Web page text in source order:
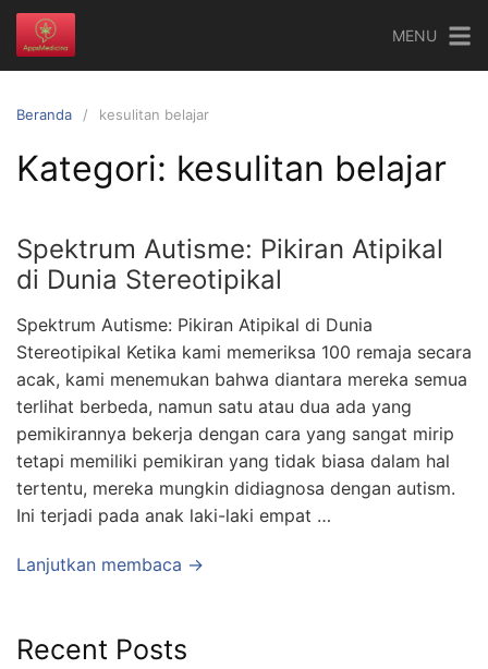
Langsung
konten
MENU
Beranda kesulitan belajar
Kategori: kesulitan belajar
Spektrum Autisme: Pikiran Atipikal
di Dunia Stereotipikal
Spektrum Autisme: Pikiran Atipikal di Dunia
Stereotipikal Ketika kami memeriksa 100 remaja secara
acak, kami menemukan bahwa diantara mereka semua
terlihat berbeda, namun satu atau dua ada yang
pemikirannya bekerja dengan cara yang sangat mirip
tetapi memiliki pemikiran yang tidak biasa dalam hal
tertentu, mereka mungkin didiagnosa dengan autism.
Ini terjadi pada anak laki-laki empat …
Lanjutkan membaca →
Recent Posts